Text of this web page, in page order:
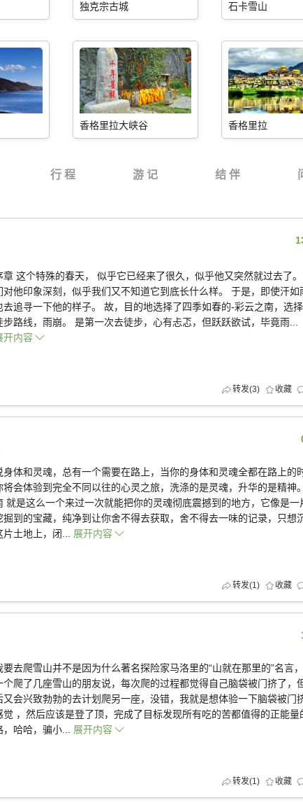
独克宗古城 石卡雪山
香格里拉大峡谷 香格里拉
行 程 游 记 结 伴
章 这个特殊的春天， 似乎它已经来了很久，似乎他又突然就过去了
对他印象深刻，似乎我们又不知道它到底长什么样。 于是，即使汗如
去追寻一下他的样子。 故，目的地选择了四季如春的-彩云之南，选
步路线，雨崩。 是第一次去徒步，心有忐忑，但跃跃欲试，毕竟雨...
开内容
转发(3) 收藏
身体和灵魂，总有一个需要在路上，当你的身体和灵魂全都在路上的
将会体验到完全不同以往的心灵之旅，洗涤的是灵魂，升华的是精神
就是这么一个来过一次就能把你的灵魂彻底震撼到的地方，它像是一
掘到的宝藏，纯净到让你舍不得去获取，舍不得去一味的记录，只想
片土地上，闭... 展开内容
转发(1) 收藏
要去爬雪山并不是因为什么著名探险家马洛里的“山就在那里的”名言
个爬了几座雪山的朋友说，每次爬的过程都觉得自己脑袋被门挤了，
又会兴致勃勃的去计划爬另一座，没错，我就是想体验一下脑袋被门
觉 ，然后应该是登了顶，完成了目标发现所有吃的苦都值得的正能量
，哈哈，骗小... 展开内容
转发(1) 收藏